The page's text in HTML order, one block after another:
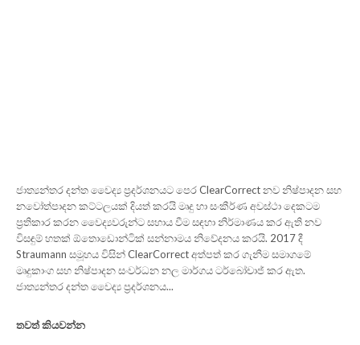
ජාත්‍යන්තර දන්ත වෛද්‍ය ප්‍රදර්ශනයට පෙර ClearCorrect නව නිෂ්පාදන සහ
නවෝත්පාදන කට්ටලයක් දියත් කරයි මෘදු හා සංකීර්ණ අවස්ථා දෙකටම
ප්‍රතිකාර කරන වෛද්‍යවරුන්ට සහාය වීම සඳහා නිර්මාණය කර ඇති නව
විසඳුම් හතක් ඕතොඩොන්ටික් සන්නාමය නිවේදනය කරයි. 2017 දී
Straumann සමූහය විසින් ClearCorrect අත්පත් කර ගැනීම සමාගමේ
මෘදුකාංග සහ නිෂ්පාදන සංවර්ධන නල මාර්ගය ටර්බෝචාජ් කර ඇත.
ජාත්‍යන්තර දන්ත වෛද්‍ය ප්‍රදර්ශනය...
තවත් කියවන්න